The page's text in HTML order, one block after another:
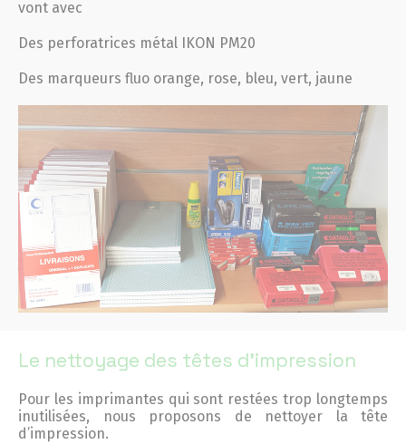
vont avec
Des perforatrices métal IKON PM20
Des marqueurs fluo orange, rose, bleu, vert, jaune
Le nettoyage des têtes d'impression
Pour les imprimantes qui sont restées trop longtemps
inutilisées, nous proposons de nettoyer la tête
d’impression.